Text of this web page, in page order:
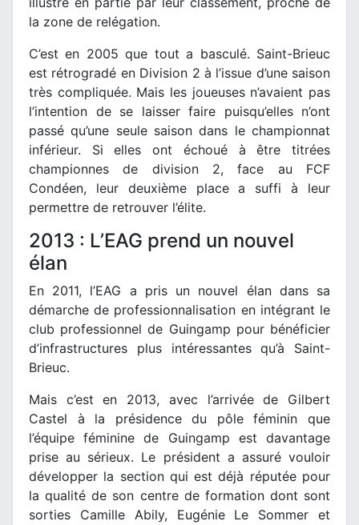
la zone de relégation.
C’est en 2005 que tout a basculé. Saint-Brieuc
est rétrogradé en Division 2 à l’issue d’une saison
très compliquée. Mais les joueuses n’avaient pas
l’intention de se laisser faire puisqu’elles n’ont
passé qu’une seule saison dans le championnat
inférieur. Si elles ont échoué à être titrées
championnes de division 2, face au FCF
Condéen, leur deuxième place a suffi à leur
permettre de retrouver l’élite.
2013 : L’EAG prend un nouvel
élan
En 2011, l’EAG a pris un nouvel élan dans sa
démarche de professionnalisation en intégrant le
club professionnel de Guingamp pour bénéficier
d’infrastructures plus intéressantes qu’à Saint-
Brieuc.
Mais c’est en 2013, avec l’arrivée de Gilbert
Castel à la présidence du pôle féminin que
l’équipe féminine de Guingamp est davantage
prise au sérieux. Le président a assuré vouloir
développer la section qui est déjà réputée pour
la qualité de son centre de formation dont sont
sorties Camille Abily, Eugénie Le Sommer et